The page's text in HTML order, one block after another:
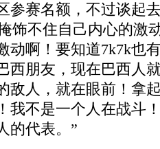
参赛名额，不过谈起
饰不住自己内心的激
动啊！要知道7k7k也
西朋友，现在巴西人
敌人，就在眼前！拿
我不是一个人在战斗
的代表。”